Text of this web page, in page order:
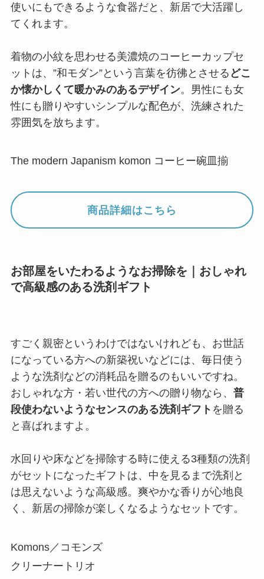
使いにもできるような食器だと、新居で大活躍し
てくれます。
着物の小紋を思わせる美濃焼のコーヒーカップセ
ットは、”和モダン”という言葉を彷彿とさせる どこ
か懐かしくて暖かみのあるデザイン。男性にも女
性にも贈りやすいシンプルな配色が、洗練された
雰囲気を放ちます。
The modern Japanism komon コーヒー碗皿揃
商品詳細はこちら
お部屋をいたわるようなお掃除を｜おしゃれ
で高級感のある洗剤ギフト
すごく親密というわけではないけれども、お世話
になっている方への新築祝いなどには、毎日使う
ような洗剤などの消耗品を贈るのもいいですね。
おしゃれな方・若い世代の方への贈り物なら、 普
段使わないようなセンスのある洗剤ギフト を贈る
と喜ばれますよ。
水回りや床などを掃除する時に使える3種類の洗剤
がセットになったギフトは、中を見るまで洗剤と
は思えないような高級感。爽やかな香りが心地良
く、新居の掃除が楽しくなるようなセットです。
Komons／コモンズ
クリーナートリオ